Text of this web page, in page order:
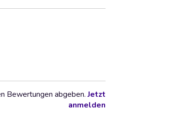
Bewertungen abgeben.Jetzt
anmelden